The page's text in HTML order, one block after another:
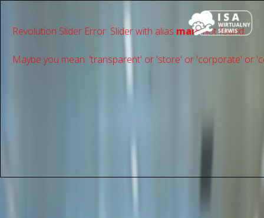
Revolution Slider Error: Slider with alias mainnot found.
Maybe you mean: 'transparent' or 'store' or 'сorporate' or